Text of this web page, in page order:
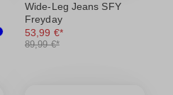
Wide-Leg Jeans SFY
Freyday
53,99 €*
89,99 €*